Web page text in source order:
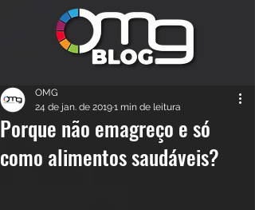
Porque não emagreço e só
como alimentos saudáveis?
OMG
24 de jan. de 20191 min de leitura